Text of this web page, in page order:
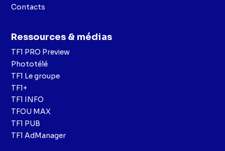
Contacts
Ressources & médias
TF1 PRO Preview
Phototélé
TF1 Le groupe
TF1+
TF1 INFO
TFOU MAX
TF1 PUB
TF1 AdManager